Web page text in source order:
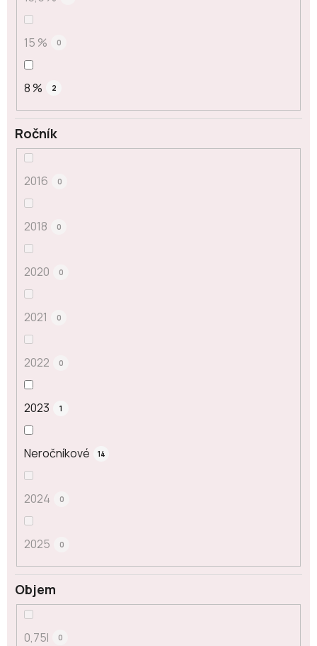
15 % 0
8 % 2
Ročník
2016 0
2018 0
2020 0
2021 0
2022 0
2023 1
Neročníkové 14
2024 0
2025 0
Objem
0,75l 0